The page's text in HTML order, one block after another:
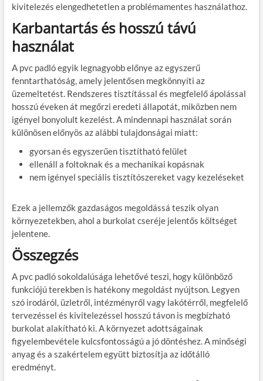
kivitelezés elengedhetetlen a problémamentes használathoz.
Karbantartás és hosszú távú
használat
A pvc padló egyik legnagyobb előnye az egyszerű
fenntarthatóság, amely jelentősen megkönnyíti az
üzemeltetést. Rendszeres tisztítással és megfelelő ápolással
hosszú éveken át megőrzi eredeti állapotát, miközben nem
igényel bonyolult kezelést. A mindennapi használat során
különösen előnyös az alábbi tulajdonságai miatt:
gyorsan és egyszerűen tisztítható felület
ellenáll a foltoknak és a mechanikai kopásnak
nem igényel speciális tisztítószereket vagy kezeléseket
Ezek a jellemzők gazdaságos megoldássá teszik olyan
környezetekben, ahol a burkolat cseréje jelentős költséget
jelentene.
Összegzés
A pvc padló sokoldalúsága lehetővé teszi, hogy különböző
funkciójú terekben is hatékony megoldást nyújtson. Legyen
szó irodáról, üzletről, intézményről vagy lakótérről, megfelelő
tervezéssel és kivitelezéssel hosszú távon is megbízható
burkolat alakítható ki. A környezet adottságainak
figyelembevétele kulcsfontosságú a jó döntéshez. A minőségi
anyag és a szakértelem együtt biztosítja az időtálló
eredményt.